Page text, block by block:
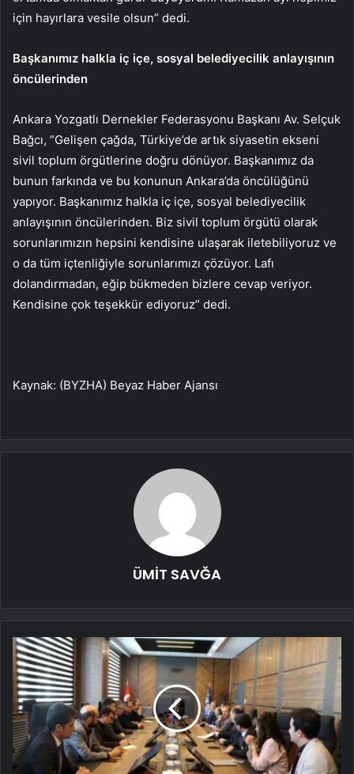
için hayırlara vesile olsun” dedi.
Başkanımız halkla iç içe, sosyal belediyecilik anlayışının
öncülerinden
Ankara Yozgatlı Dernekler Federasyonu Başkanı Av. Selçuk
Bağcı, “Gelişen çağda, Türkiye’de artık siyasetin ekseni
sivil toplum örgütlerine doğru dönüyor. Başkanımız da
bunun farkında ve bu konunun Ankara’da öncülüğünü
yapıyor. Başkanımız halkla iç içe, sosyal belediyecilik
anlayışının öncülerinden. Biz sivil toplum örgütü olarak
sorunlarımızın hepsini kendisine ulaşarak iletebiliyoruz ve
o da tüm içtenliğiyle sorunlarımızı çözüyor. Lafı
dolandırmadan, eğip bükmeden bizlere cevap veriyor.
Kendisine çok teşekkür ediyoruz” dedi.
Kaynak: (BYZHA) Beyaz Haber Ajansı
ÜMİT SAVĞA